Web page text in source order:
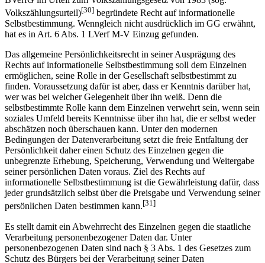
Aus dem allgemeinen Persönlichkeitsrecht folgt auch das vom
BVerfG im Urteil zum Volkszählungsgesetz von 1983 (sog.
Volkszählungsurteil) [30]begründete Recht auf informationelle
hat es in Art. 6 Abs. 1 LVerf M-V Einzug gefunden.
Das allgemeine Persönlichkeitsrecht in seiner Ausprägung des
Rechts auf informationelle Selbstbestimmung soll dem Einzelnen
ermöglichen, seine Rolle in der Gesellschaft selbstbestimmt zu
finden. Voraussetzung dafür ist aber, dass er Kenntnis darüber hat,
wer was bei welcher Gelegenheit über ihn weiß. Denn die
selbstbestimmte Rolle kann dem Einzelnen verwehrt sein, wenn sein
soziales Umfeld bereits Kenntnisse über ihn hat, die er selbst weder
abschätzen noch überschauen kann. Unter den modernen
Bedingungen der Datenverarbeitung setzt die freie Entfaltung der
Persönlichkeit daher einen Schutz des Einzelnen gegen die
unbegrenzte Erhebung, Speicherung, Verwendung und Weitergabe
seiner persönlichen Daten voraus. Ziel des Rechts auf
informationelle Selbstbestimmung ist die Gewährleistung dafür, dass
jeder grundsätzlich selbst über die Preisgabe und Verwendung seiner
persönlichen Daten bestimmen kann.[31]
Es stellt damit ein Abwehrrecht des Einzelnen gegen die staatliche
Verarbeitung personenbezogener Daten dar. Unter